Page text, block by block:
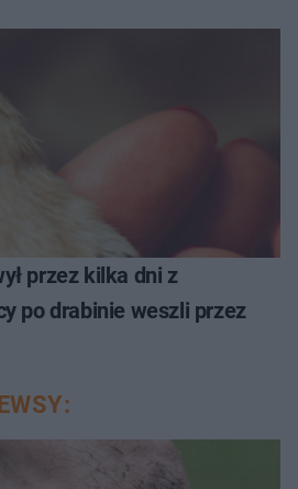
przez kilka dni z
po drabinie weszli przez